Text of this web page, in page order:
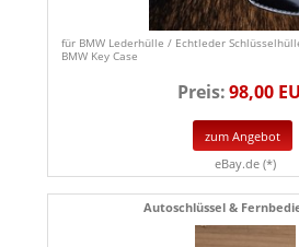
für BMW Lederhülle / Echtleder
BMW Key Case
Preis:98,00
zum Angebot
eBay.de (*)
Autoschlüssel &